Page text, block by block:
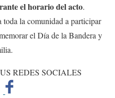
el horario del acto.
la comunidad a participar
el Día de la Bandera y
REDES SOCIALES